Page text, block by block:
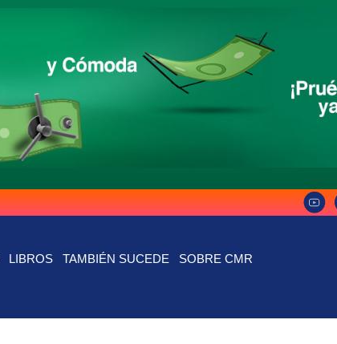
LIBROS TAMBIÉN SUCEDE SOBRE CMR